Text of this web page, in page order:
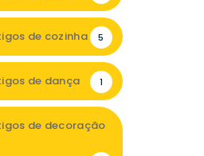
de cozinha 5
de dança 1
de decoração